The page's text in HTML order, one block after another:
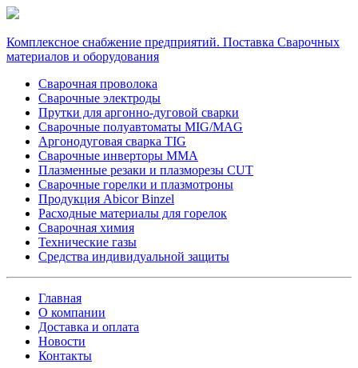
Комплексное снабжение предприятий. Поставка Сварочных
материалов и оборудования
Сварочная проволока
Сварочные электроды
Прутки для аргонно-дуговой сварки
Сварочные полуавтоматы MIG/MAG
Аргонодуговая сварка TIG
Сварочные инверторы MMA
Плазменные резаки и плазморезы CUT
Сварочные горелки и плазмотроны
Продукция Abicor Binzel
Расходные материалы для горелок
Сварочная химия
Технические газы
Средства индивидуальной защиты
Главная
О компании
Доставка и оплата
Новости
Контакты